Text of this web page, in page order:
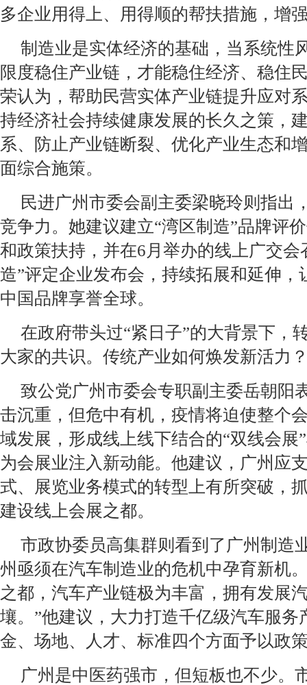
多企业用得上、用得顺的帮扶措施，增
制造业是实体经济的基础，当系统性
限度稳住产业链，才能稳住经济、稳住
荣认为，帮助民营实体产业链提升应对
持经济社会持续健康发展的长久之策，
系、防止产业链断裂、优化产业生态和
面综合施策。
民进广州市委会副主委梁晓玲则指出
竞争力。她建议建立“湾区制造”品牌评
和政策扶持，并在6月举办的线上广交会
造”评定企业发布会，持续拓展和延伸，
中国品牌享誉全球。
在政府带头过“紧日子”的大背景下，
大家的共识。传统产业如何焕发新活力
致公党广州市委会专职副主委岳朝阳
击沉重，但危中有机，疫情将迫使整个
域发展，形成线上线下结合的“双线会展
为会展业注入新动能。他建议，广州应
式、展览业务模式的转型上有所突破，
建设线上会展之都。
市政协委员高集群则看到了广州制造
州亟须在汽车制造业的危机中孕育新机
之都，汽车产业链极为丰富，拥有发展
壤。”他建议，大力打造千亿级汽车服务
金、场地、人才、标准四个方面予以政
广州是中医药强市，但短板也不少。